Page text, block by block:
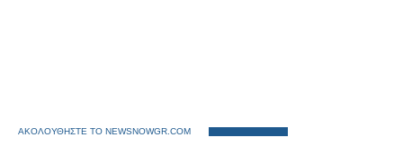
ΑΚΟΛΟΥΘΗΣΤΕ ΤΟ NEWSNOWGR.COM